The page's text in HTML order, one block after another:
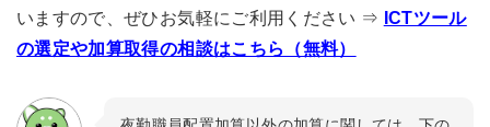
いますので、ぜひお気軽にご利用ください ⇒ ICTツール
の選定や加算取得の相談はこちら（無料）